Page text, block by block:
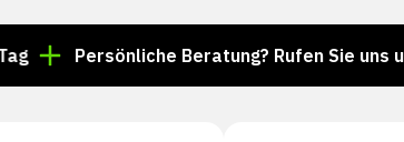
Persönliche Beratung? Rufen Sie uns unter